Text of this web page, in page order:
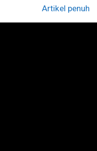
Artikel penuh